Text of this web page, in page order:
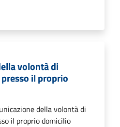
volontà di
il proprio
della volontà di
il proprio domicilio